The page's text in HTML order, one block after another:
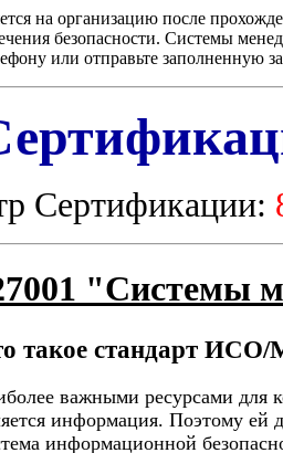
на организацию после
безопасности. Системы
или отправьте заполненную
Сертификации:
"Системы
такое стандарт
важными ресурсами для
информация. Поэтому ей
информационной